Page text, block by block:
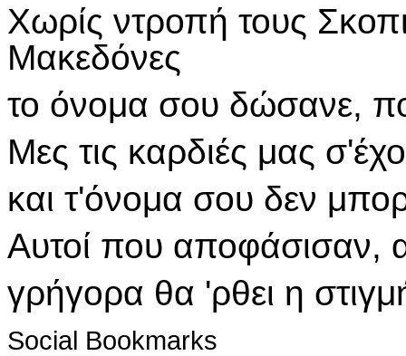
Χωρίς ντροπή τους
Μακεδόνες
το όνομα σου δώσανε,
Μες τις καρδιές μας
και τ'όνομα σου δεν
Αυτοί που αποφάσισαν,
γρήγορα θα 'ρθει η
Social Bookmarks